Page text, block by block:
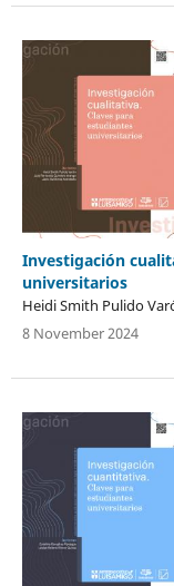
Investigación
universitarios
Heidi Smith Pulido
8 November 2024